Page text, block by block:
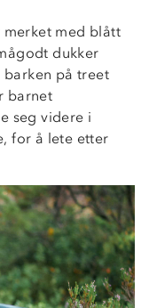
med blått
dukker
på treet
barnet
seg videre i
for å lete etter